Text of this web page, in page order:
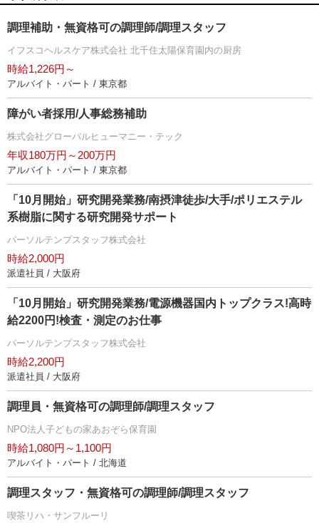
調理補助・無資格可の調理師/調理スタッフ
イフスコヘルスケア株式会社 北千住太陽保育園内の厨房
時給1,226円～
アルバイト・パート / 東京都
障がい者採用/人事総務補助
株式会社グローバルヒューマニー・テック
年収180万円～200万円
アルバイト・パート / 東京都
「10月開始」研究開発業務/南摂津徒歩/大手/ポリエステル
系樹脂に関する研究開発サポート
パーソルテンプスタッフ株式会社
時給2,000円
派遣社員 / 大阪府
「10月開始」研究開発業務/電源機器国内トップクラス!高時
給2200円!検査・測定のお仕事
パーソルテンプスタッフ株式会社
時給2,200円
派遣社員 / 大阪府
調理員・無資格可の調理師/調理スタッフ
NPO法人子どもの家あおぞら保育園
時給1,080円～1,100円
アルバイト・パート / 北海道
調理スタッフ・無資格可の調理師/調理スタッフ
喫茶リハ・サンフルーリ